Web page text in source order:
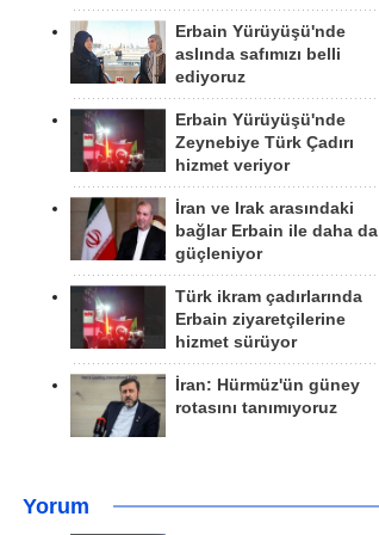
Erbain Yürüyüşü'nde
aslında safımızı belli
ediyoruz
Erbain Yürüyüşü'nde
Zeynebiye Türk Çadırı
hizmet veriyor
İran ve Irak arasındaki
bağlar Erbain ile daha da
güçleniyor
Türk ikram çadırlarında
Erbain ziyaretçilerine
hizmet sürüyor
İran: Hürmüz'ün güney
rotasını tanımıyoruz
Yorum